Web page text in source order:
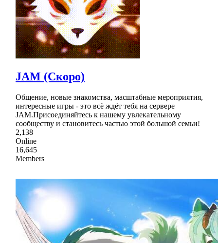
JAM (Скоро)
Общение, новые знакомства, масштабные мероприятия,
интересные игры - это всё ждёт тебя на сервере
JAM.Присоединяйтесь к нашему увлекательному
сообществу и становитесь частью этой большой семьи!
2,138
Online
16,645
Members